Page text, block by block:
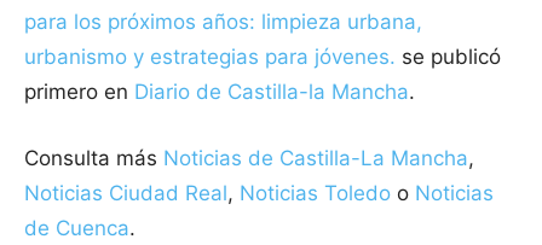
para los próximos años: limpieza urbana,
urbanismo y estrategias para jóvenes. se publicó
primero en Diario de Castilla-la Mancha.
Consulta más Noticias de Castilla-La Mancha,
Noticias Ciudad Real, Noticias Toledo o Noticias
de Cuenca.